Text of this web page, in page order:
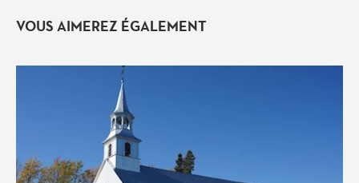
VOUS AIMEREZ ÉGALEMENT